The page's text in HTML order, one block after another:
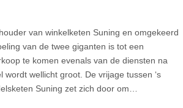
van winkelketen Suning en omgekeerd
van de twee giganten is tot een
te komen evenals van de diensten na
wellicht groot. De vrijage tussen ‘s
Suning zet zich door om…